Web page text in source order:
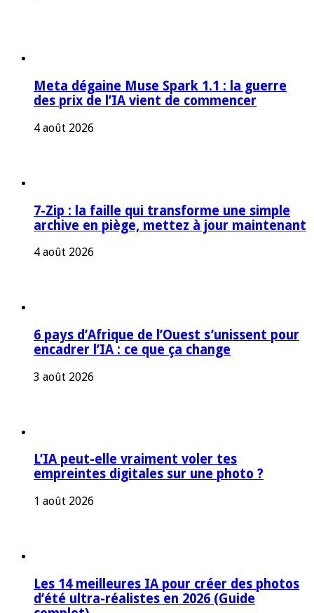
Meta dégaine Muse Spark 1.1 : la guerre
des prix de l’IA vient de commencer
4 août 2026
7-Zip : la faille qui transforme une simple
archive en piège, mettez à jour maintenant
4 août 2026
6 pays d’Afrique de l’Ouest s’unissent pour
encadrer l’IA : ce que ça change
3 août 2026
L’IA peut-elle vraiment voler tes
empreintes digitales sur une photo ?
1 août 2026
Les 14 meilleures IA pour créer des photos
d’été ultra-réalistes en 2026 (Guide